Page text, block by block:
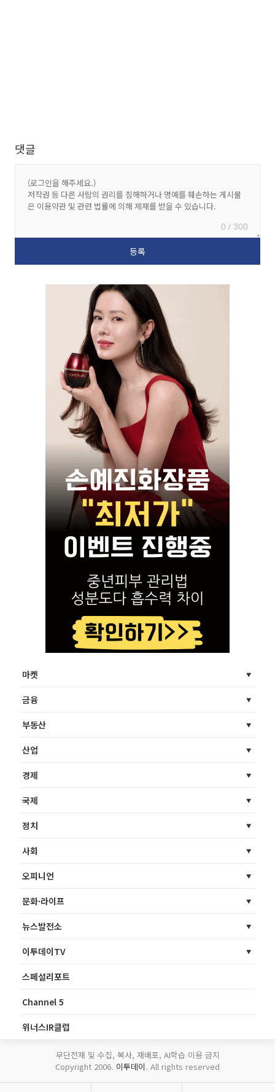
댓글
0 / 300
마켓
금융
부동산
산업
경제
국제
정치
사회
오피니언
문화·라이프
뉴스발전소
이투데이TV
스페셜리포트
Channel 5
위너스IR클럽
무단전재 및 수집, 복사, 재배포, AI학습 이용 금지
Copyright 2006. 이투데이. All rights reserved